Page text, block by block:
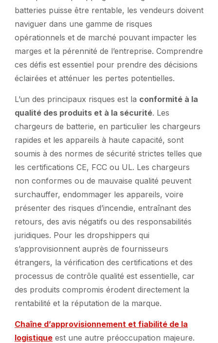
batteries puisse être rentable, les vendeurs doivent
naviguer dans une gamme de risques
opérationnels et de marché pouvant impacter les
marges et la pérennité de l’entreprise. Comprendre
ces défis est essentiel pour prendre des décisions
éclairées et atténuer les pertes potentielles.
L’un des principaux risques est la conformité à la
qualité des produits et à la sécurité. Les
chargeurs de batterie, en particulier les chargeurs
rapides et les appareils à haute capacité, sont
soumis à des normes de sécurité strictes telles que
les certifications CE, FCC ou UL. Les chargeurs
non conformes ou de mauvaise qualité peuvent
surchauffer, endommager les appareils, voire
présenter des risques d’incendie, entraînant des
retours, des avis négatifs ou des responsabilités
juridiques. Pour les dropshippers qui
s’approvisionnent auprès de fournisseurs
étrangers, la vérification des certifications et des
processus de contrôle qualité est essentielle, car
des produits compromis érodent directement la
rentabilité et la réputation de la marque.
Chaîne d’approvisionnement et fiabilité de la
logistique est une autre préoccupation majeure.